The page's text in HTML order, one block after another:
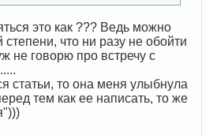
это как ??? Ведь можно
степени, что ни разу не обойти
не говорю про встречу с
статьи, то она меня улыбнула
тем как ее написать, то же